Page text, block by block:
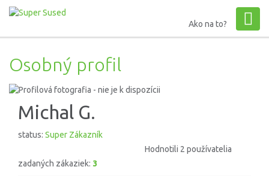
Ako na to?
Osobný profil
Michal G.
status: Super Zákazník
Hodnotili 2 používatelia
zadaných zákaziek: 3